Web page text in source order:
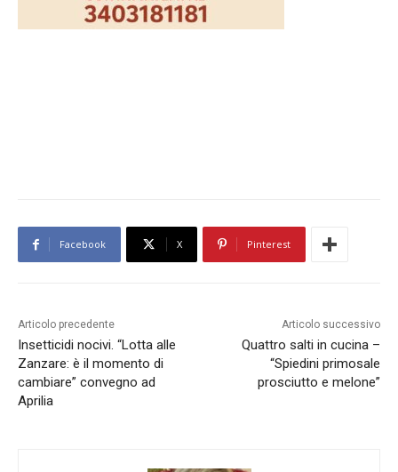
Facebook X Pinterest
Articolo precedente
Insetticidi nocivi. “Lotta alle
Zanzare: è il momento di
cambiare” convegno ad
Aprilia
Articolo successivo
Quattro salti in cucina –
“Spiedini primosale
prosciutto e melone”